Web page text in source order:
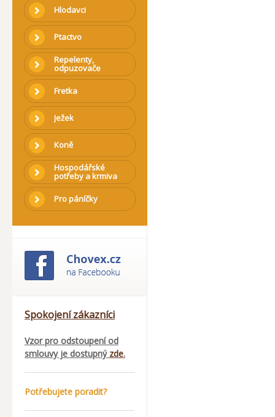
Hlodavci
Ptactvo
Repelenty,
odpuzovače
Fretka
Ježek
Koně
Hospodářské
potřeby a krmiva
Pro páníčky
Spokojení zákazníci
Vzor pro odstoupení od
smlouvy je dostupný zde.
Potřebujete poradit?